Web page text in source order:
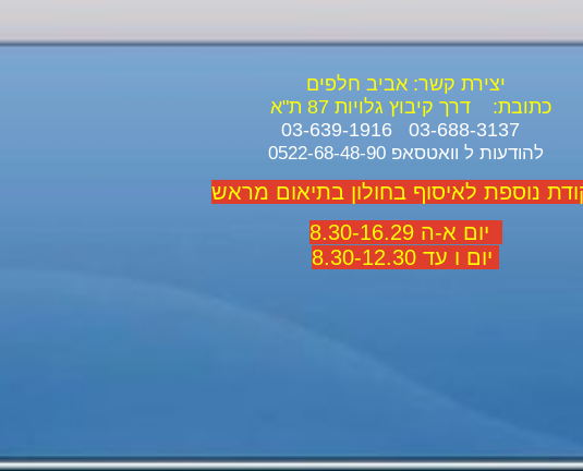
יצירת קשר: אביב חלפים
כתובת:
דרך קיבוץ גלויות 87 ת"א
להודעות ל וואטסאפ 0522-68-48-90
נוספת לאיסוף בחולון בתיאום מראש
יום א-ה 8.30-16.29
יום ו עד 8.30-12.30